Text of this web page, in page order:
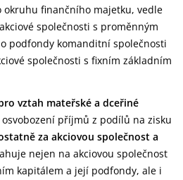
okruhu finančního majetku, vedle
společnosti s proměnným
podfondy komanditní společnosti
společnosti s fixním základním
vztah mateřské a dceřiné
příjmů z podílů na zisku
za akciovou společnost a
nejen na akciovou společnost
kapitálem a její podfondy, ale i